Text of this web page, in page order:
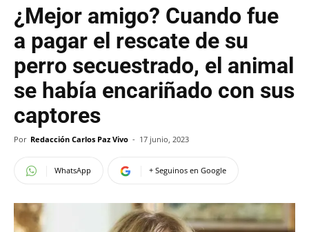
¿Mejor amigo? Cuando fue
a pagar el rescate de su
perro secuestrado, el animal
se había encariñado con sus
captores
Por Redacción Carlos Paz Vivo - 17 junio, 2023
WhatsApp + Seguinos en Google